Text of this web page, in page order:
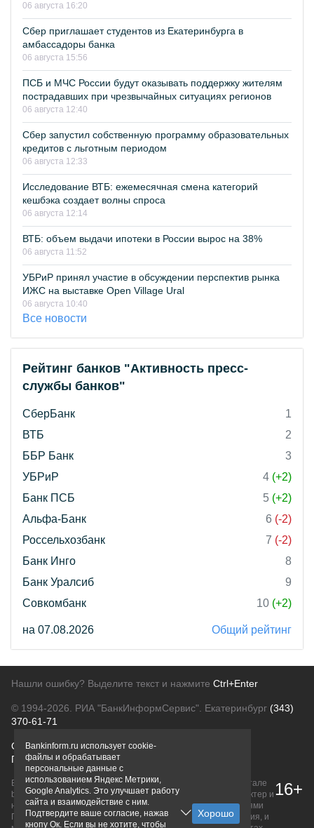
06 августа 16:20
Сбер приглашает студентов из Екатеринбурга в
амбассадоры банка
06 августа 15:56
ПСБ и МЧС России будут оказывать поддержку жителям
пострадавших при чрезвычайных ситуациях регионов
06 августа 12:40
Сбер запустил собственную программу образовательных
кредитов с льготным периодом
06 августа 12:33
Исследование ВТБ: ежемесячная смена категорий
кешбэка создает волны спроса
06 августа 12:14
ВТБ: объем выдачи ипотеки в России вырос на 38%
06 августа 11:52
УБРиР принял участие в обсуждении перспектив рынка
ИЖС на выставке Open Village Ural
06 августа 10:40
Все новости
Рейтинг банков "Активность пресс-
службы банков"
СберБанк
1
ВТБ
2
ББР Банк
3
УБРиР
4 (+2)
Банк ПСБ
5 (+2)
Альфа-Банк
6 (-2)
Россельхозбанк
7 (-2)
Банк Инго
8
Банк Уралсиб
9
Совкомбанк
10 (+2)
на 07.08.2026 Общий рейтинг
Нашли ошибку? Выделите текст и нажмите Ctrl+Enter
© 1994-2026. РИА "БанкИнформСервис". Екатеринбург (343)
370-61-71
О проектеПолитика конфиденциальности
Правовая информацияДля рекламодателей
Вся информация о продуктах банков, размещенная на портале
bankinform.ru, носит исключительно ознакомительный характер и
не является публичной офертой, определяемой положениями
ГК РФ. Информация не содержит точного и полного описания, и
16+
Bankinform.ru использует cookie-
файлы и обрабатывает
персональные данные с
использованием Яндекс Метрики,
Google Analytics. Это улучшает работу
сайта и взаимодействие с ним.
Подтвердите ваше согласие, нажав
кнопу Ок. Если вы не хотите, чтобы